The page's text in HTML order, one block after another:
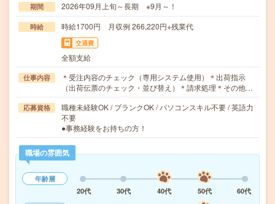
期間 2026年09月上旬～長期 ※9月～！
時給 時給1700円 月収例 266,220円+残業代
交通費
全額支給
仕事内容
＊受注内容のチェック（専用システム使用）＊出荷指示
（出荷伝票のチェック・並び替え）＊請求処理＊その他…
応募資格
職種未経験OK / ブランクOK / パソコンスキル不要 / 英語力
不要
●事務経験をお持ちの方！
職場の雰囲気
年齢層
20代
30代 40代 50代
60代